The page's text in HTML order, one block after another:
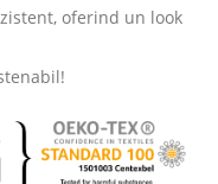
oferind un look